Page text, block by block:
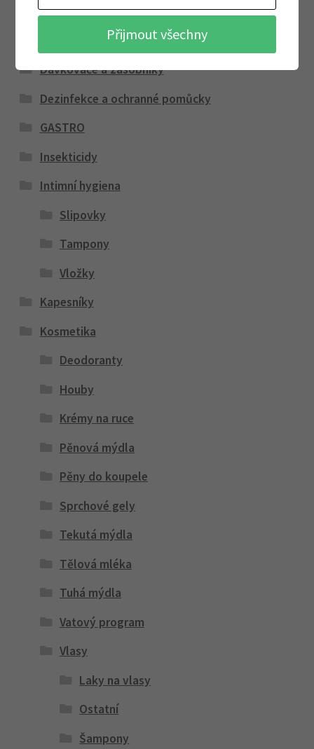
Cormen
Dárkové sady
Dávkovače a zásobníky
Dezinfekce a ochranné pomůcky
GASTRO
Insekticidy
Intimní hygiena
Slipovky
Tampony
Vložky
Kapesníky
Kosmetika
Deodoranty
Houby
Krémy na ruce
Pěnová mýdla
Pěny do koupele
Sprchové gely
Tekutá mýdla
Tělová mléka
Tuhá mýdla
Vatový program
Vlasy
Laky na vlasy
Ostatní
Šampony
Přijmout všechny